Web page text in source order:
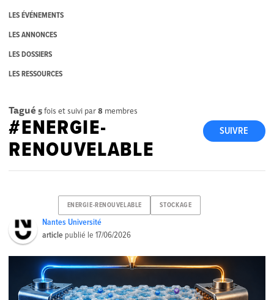
LES ÉVÉNEMENTS
LES ANNONCES
LES DOSSIERS
LES RESSOURCES
Tagué 5fois et suivi par8 membres
SUIVRE
#ENERGIE-
RENOUVELABLE
ENERGIE-RENOUVELABLE STOCKAGE
Nantes Université
article publié le17/06/2026